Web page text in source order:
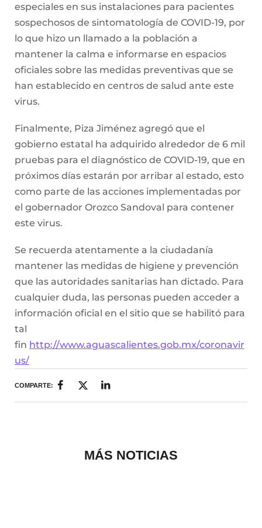
especiales en sus instalaciones para pacientes
sospechosos de sintomatología de COVID-19, por
lo que hizo un llamado a la población a
mantener la calma e informarse en espacios
oficiales sobre las medidas preventivas que se
han establecido en centros de salud ante este
virus.
Finalmente, Piza Jiménez agregó que el
gobierno estatal ha adquirido alrededor de 6 mil
pruebas para el diagnóstico de COVID-19, que en
próximos días estarán por arribar al estado, esto
como parte de las acciones implementadas por
el gobernador Orozco Sandoval para contener
este virus.
Se recuerda atentamente a la ciudadanía
mantener las medidas de higiene y prevención
que las autoridades sanitarias han dictado. Para
cualquier duda, las personas pueden acceder a
información oficial en el sitio que se habilitó para
tal
fin http://www.aguascalientes.gob.mx/coronavir
us/
COMPARTE:
MÁS NOTICIAS